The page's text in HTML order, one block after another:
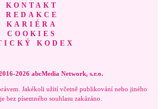
KONTAKT
REDAKCE
KARIÉRA
COOKIES
KODEX
2026 abcMedia Network, s.r.o.
Jakékoli užití včetně publikování nebo jiného
bez písemného souhlasu zakázáno.